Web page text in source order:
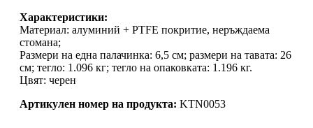
Характеристики:
Материал: алуминий + PTFE покритие, неръждаема
стомана;
Размери на една палачинка: 6,5 см; размери на тавата: 26
см; тегло: 1.096 кг; тегло на опаковката: 1.196 кг.
Цвят: черен
Артикулен номер на продукта: KTN0053